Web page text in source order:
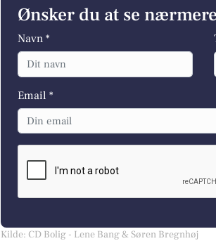
Ønsker du at se
Navn *
Email *
Kilde: CD Bolig - Lene Bang & Søren Bregnhøj